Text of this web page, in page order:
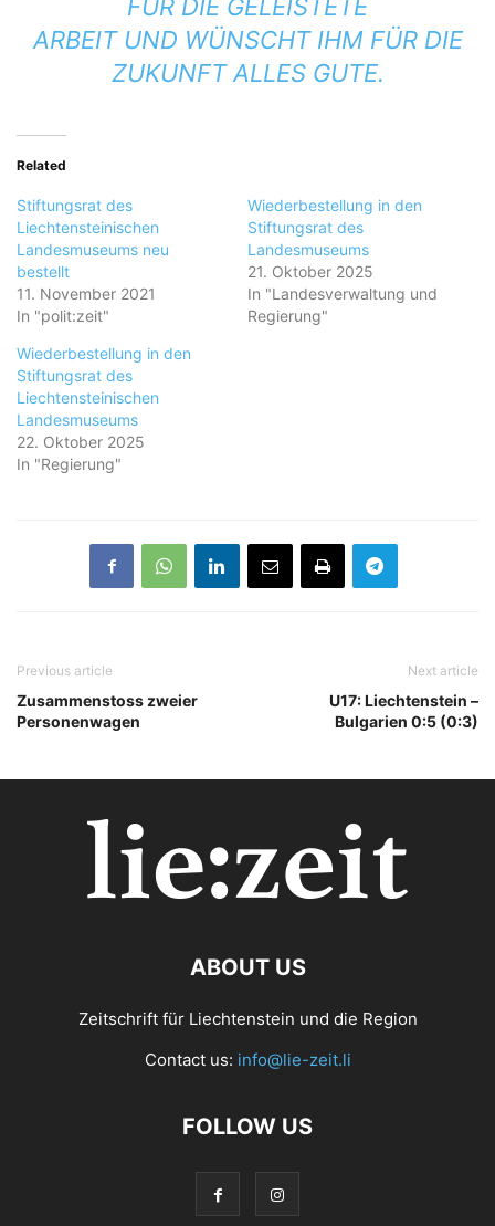
FÜR DIE GELEISTETE
ARBEIT UND WÜNSCHT IHM FÜR DIE
ZUKUNFT ALLES GUTE.
Related
Stiftungsrat des
Liechtensteinischen
Landesmuseums neu
bestellt
11. November 2021
In "polit:zeit"
Wiederbestellung in den
Stiftungsrat des
Landesmuseums
21. Oktober 2025
In "Landesverwaltung und
Regierung"
Wiederbestellung in den
Stiftungsrat des
Liechtensteinischen
Landesmuseums
22. Oktober 2025
In "Regierung"
Previous article
Zusammenstoss zweier
Personenwagen
Next article
U17: Liechtenstein –
Bulgarien 0:5 (0:3)
ABOUT US
Zeitschrift für Liechtenstein und die Region
Contact us: info@lie-zeit.li
FOLLOW US